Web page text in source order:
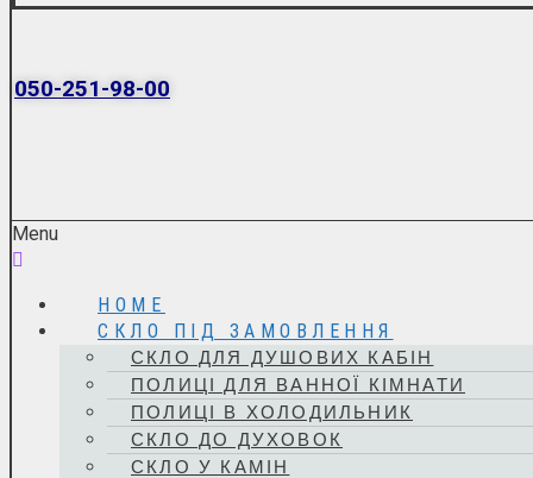
050-251-98-00
Menu
HOME
СКЛО ПІД ЗАМОВЛЕННЯ
СКЛО ДЛЯ ДУШОВИХ КАБІН
ПОЛИЦІ ДЛЯ ВАННОЇ КІМНАТИ
ПОЛИЦІ В ХОЛОДИЛЬНИК
СКЛО ДО ДУХОВОК
СКЛО У КАМІН